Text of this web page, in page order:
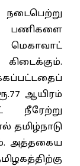
மெகாவாட்
ஆயிரம்
நீரேற்று
தமிழ்நாடு
அத்தகைய